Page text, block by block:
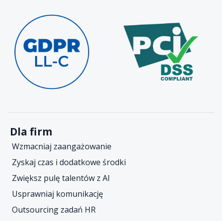
Dla firm
Wzmacniaj zaangażowanie
Zyskaj czas i dodatkowe środki
Zwiększ pulę talentów z AI
Usprawniaj komunikację
Outsourcing zadań HR